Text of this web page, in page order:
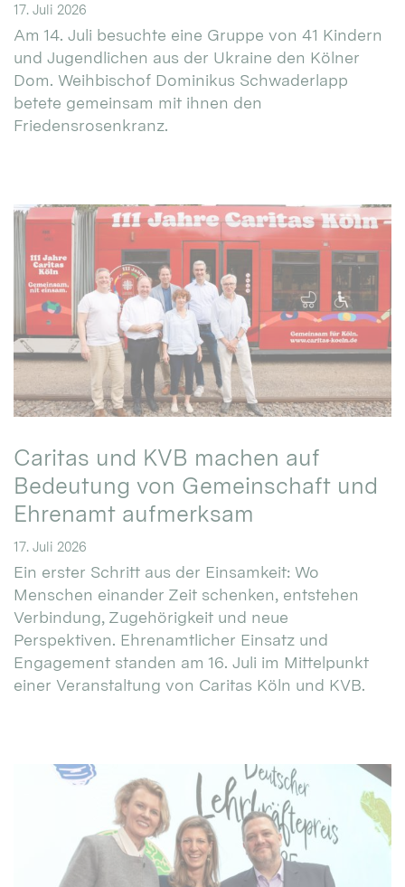
17. Juli 2026
Am 14. Juli besuchte eine Gruppe von 41 Kindern
und Jugendlichen aus der Ukraine den Kölner
Dom. Weihbischof Dominikus Schwaderlapp
betete gemeinsam mit ihnen den
Friedensrosenkranz.
Caritas und KVB machen auf
Bedeutung von Gemeinschaft und
Ehrenamt aufmerksam
17. Juli 2026
Ein erster Schritt aus der Einsamkeit: Wo
Menschen einander Zeit schenken, entstehen
Verbindung, Zugehörigkeit und neue
Perspektiven. Ehrenamtlicher Einsatz und
Engagement standen am 16. Juli im Mittelpunkt
einer Veranstaltung von Caritas Köln und KVB.